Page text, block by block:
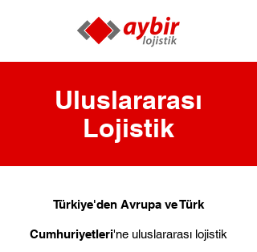
Uluslararası
Lojistik
Türkiye'den Avrupa ve Türk
Cumhuriyetleri'ne uluslararası lojistik